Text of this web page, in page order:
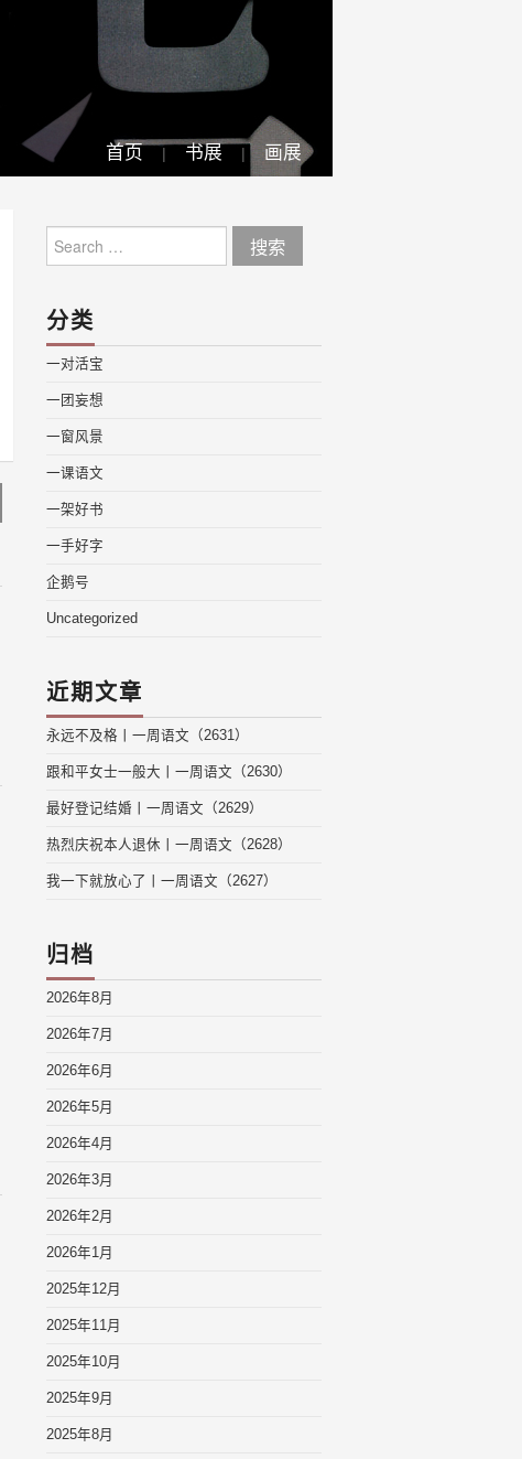
首页 书展 画展
for:
分类
一对活宝
一团妄想
一窗风景
一课语文
一架好书
一手好字
企鹅号
Uncategorized
近期文章
永远不及格丨一周语文（2631）
跟和平女士一般大丨一周语文（2630）
最好登记结婚丨一周语文（2629）
热烈庆祝本人退休丨一周语文（2628）
我一下就放心了丨一周语文（2627）
归档
2026年8月
2026年7月
2026年6月
2026年5月
2026年4月
2026年3月
2026年2月
2026年1月
2025年12月
2025年11月
2025年10月
2025年9月
2025年8月